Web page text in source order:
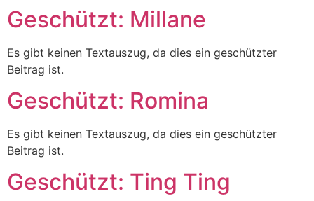
Geschützt: Millane
Es gibt keinen Textauszug, da dies ein geschützter
Beitrag ist.
Geschützt: Romina
Es gibt keinen Textauszug, da dies ein geschützter
Beitrag ist.
Geschützt: Ting Ting